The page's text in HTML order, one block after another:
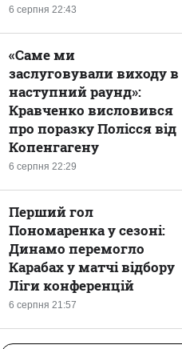
6 серпня 22:43
6 серпня 22:29
«Саме ми
заслуговували виходу в
наступний раунд»:
Кравченко висловився
про поразку Полісся від
Копенгагену
6 серпня 21:57
Перший гол
Пономаренка у сезоні:
Динамо перемогло
Карабах у матчі відбору
Ліги конференцій